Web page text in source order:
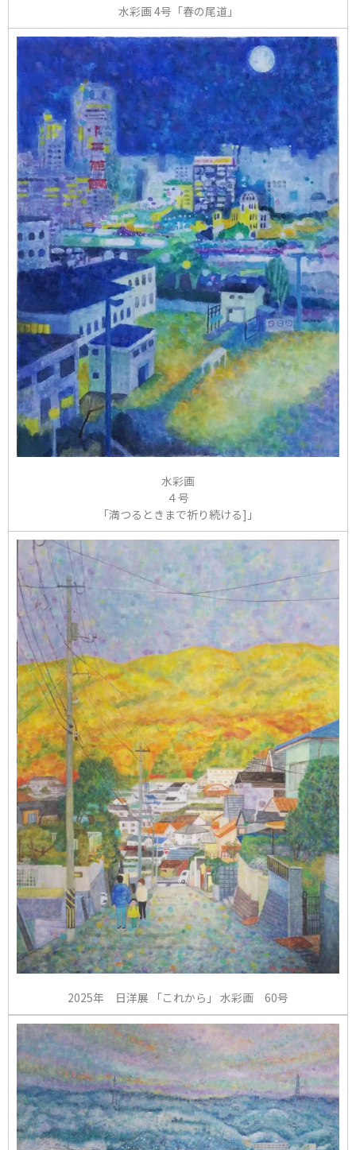
水彩画 4号「春の尾道」
水彩画
４号
「満つるときまで祈り続ける]」
2025年 日洋展 「これから」 水彩画 60号